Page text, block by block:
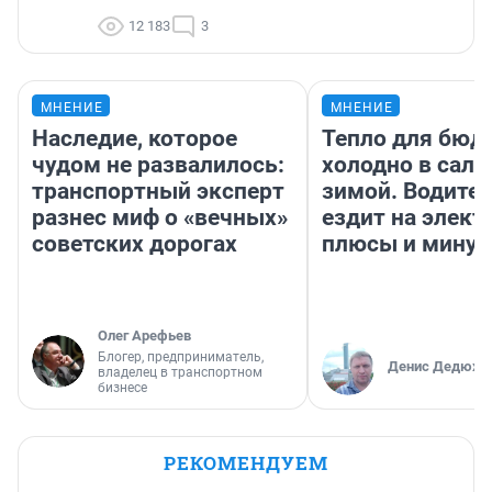
12 183 3
МНЕНИЕ
Наследие, которое
чудом не развалилось:
транспортный эксперт
разнес миф о «вечных»
советских дорогах
Олег Арефьев
Блогер, предприниматель,
владелец в транспортном
бизнесе
МНЕНИЕ
Тепло для
холодно в
зимой.
ездит на
плюсы и
Денис
РЕКОМЕНДУЕМ